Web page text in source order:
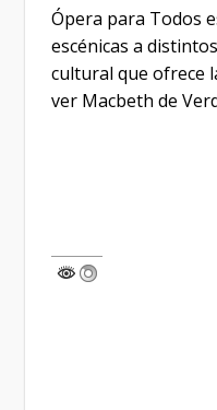
Ópera para Todos
escénicas a
cultural que ofrece
ver Macbeth de